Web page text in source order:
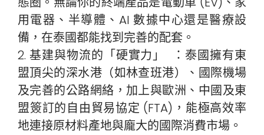
用電器、半導體、AI 數據中心還是醫療設
備，在泰國都能找到完善的配套。
2. 基建與物流的「硬實力」 ：泰國擁有東
盟頂尖的深水港（如林查班港）、國際機場
及完善的公路網絡，加上與歐洲、中國及東
盟簽訂的自由貿易協定 (FTA)，能極高效率
地連接原材料產地與龐大的國際消費市場。